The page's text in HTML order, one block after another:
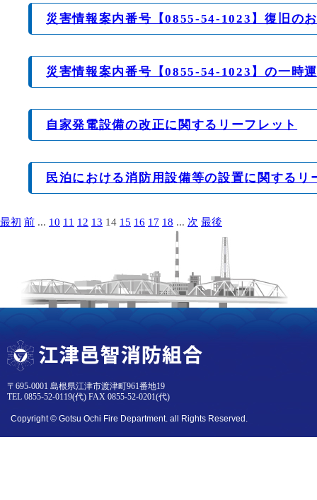
災害情報案内番号【0855-54-1023】復旧の
災害情報案内番号【0855-54-1023】の一時
自家発電設備の改正に関するリーフレット
民泊における消防用設備等の設置に関するリ
最初 前 ... 10 11 12 13 14 15 16 17 18 ... 次 最後
〒695-0001 島根県江津市渡津町961番地19
TEL 0855-52-0119(代) FAX 0855-52-0201(代)
Copyright © Gotsu Ochi Fire Department. all Rights Reserved.